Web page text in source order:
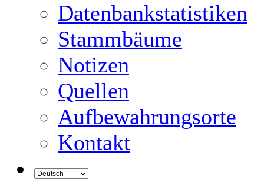
Datenbankstatistiken
Stammbäume
Notizen
Quellen
Aufbewahrungsorte
Kontakt